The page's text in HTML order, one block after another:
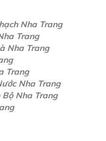
Nha Trang
Trang
Nha Trang
Trang
Nha Trang
Nha Trang